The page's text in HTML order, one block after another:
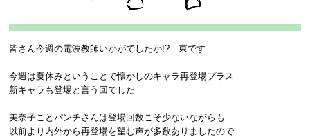
皆さん今週の電波教師いかがでしたか!? 東です
今週は夏休みということで懐かしのキャラ再登場プラス
新キャラも登場と言う回でした
美奈子ことパンチさんは登場回数こそ少ないながらも
以前より内外から再登場を望む声が多数ありましたので